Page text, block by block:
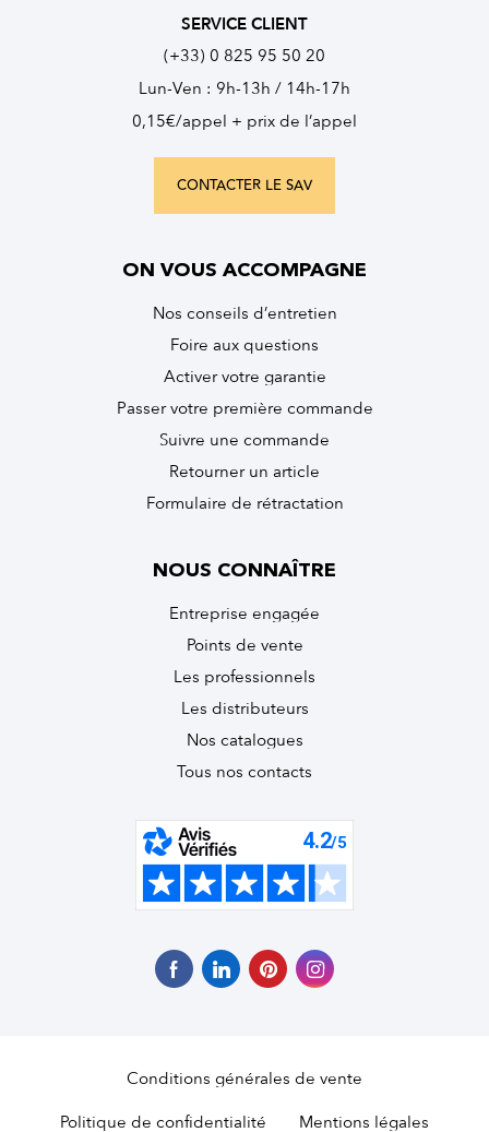
SERVICE CLIENT
(+33) 0 825 95 50 20
Lun-Ven : 9h-13h / 14h-17h
0,15€/appel + prix de l’appel
CONTACTER LE SAV
ON VOUS ACCOMPAGNE
Nos conseils d’entretien
Foire aux questions
Activer votre garantie
Passer votre première commande
Suivre une commande
Retourner un article
Formulaire de rétractation
NOUS CONNAÎTRE
Entreprise engagée
Points de vente
Les professionnels
Les distributeurs
Nos catalogues
Tous nos contacts
Conditions générales de vente
Politique de confidentialité Mentions légales